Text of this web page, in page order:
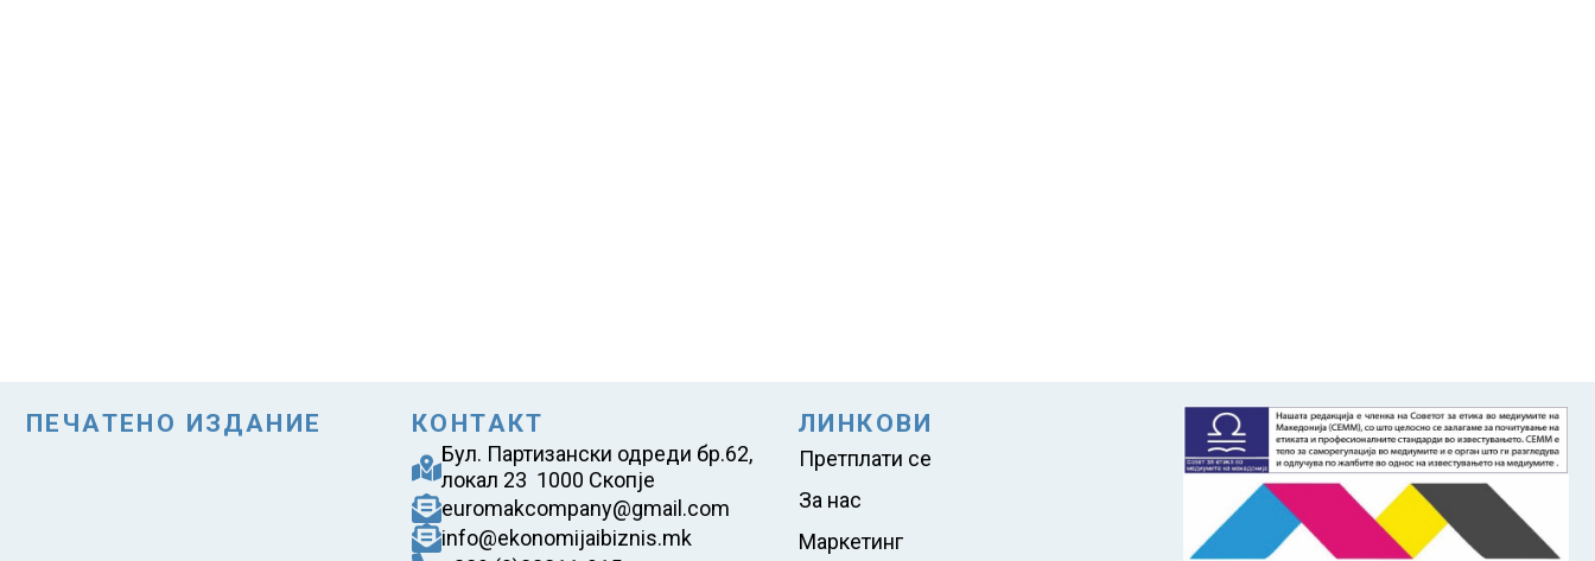
ПЕЧАТЕНО ИЗДАНИЕ КОНТАКТ
Бул. Партизански одреди бр.62,
локал 23 1000 Скопје
euromakcompany@gmail.com
info@ekonomijaibiznis.mk
ЛИНКОВИ
Претплати се
За нас
Маркетинг